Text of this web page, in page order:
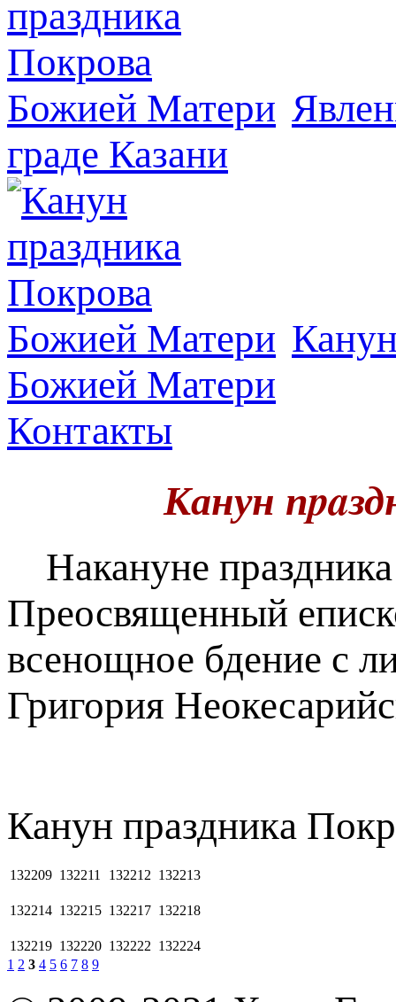
граде Казани
Божией Матери
Контакты
Канун
Накануне
Преосвященный
всенощное бдение с
Григория
Канун пpaздникa
132209 132211 132212 132213
132214 132215 132217 132218
132219 132220 132222 132224
1 2 3 4 5 6 7 8 9